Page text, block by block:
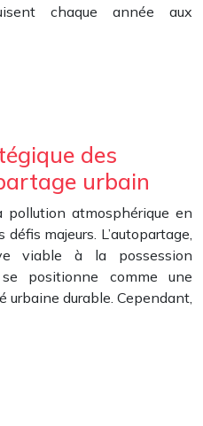
chaque année aux
des
urbain
atmosphérique en
majeurs. L’autopartage,
viable à la possession
positionne comme une
urbaine durable. Cependant,